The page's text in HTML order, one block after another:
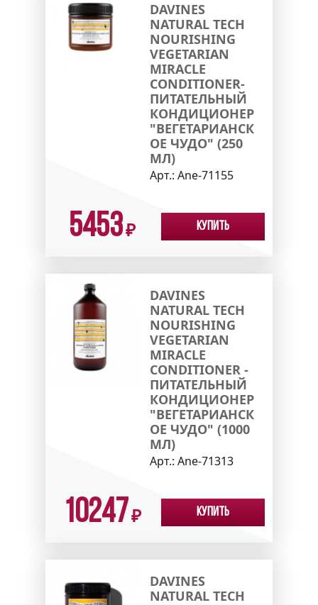
DAVINES
NATURAL TECH
NOURISHING
VEGETARIAN
MIRACLE
CONDITIONER-
ПИТАТЕЛЬНЫЙ
КОНДИЦИОНЕР
"ВЕГЕТАРИАНСК
ОЕ ЧУДО" (250
МЛ)
Арт.: Ane-71155
5453₽ Купить
DAVINES
NATURAL TECH
NOURISHING
VEGETARIAN
MIRACLE
CONDITIONER -
ПИТАТЕЛЬНЫЙ
КОНДИЦИОНЕР
"ВЕГЕТАРИАНСК
ОЕ ЧУДО" (1000
МЛ)
Арт.: Ane-71313
10247₽ Купить
DAVINES
NATURAL TECH